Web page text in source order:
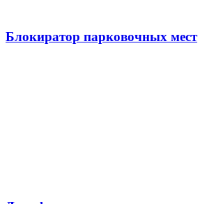
Блокиратор парковочных мест